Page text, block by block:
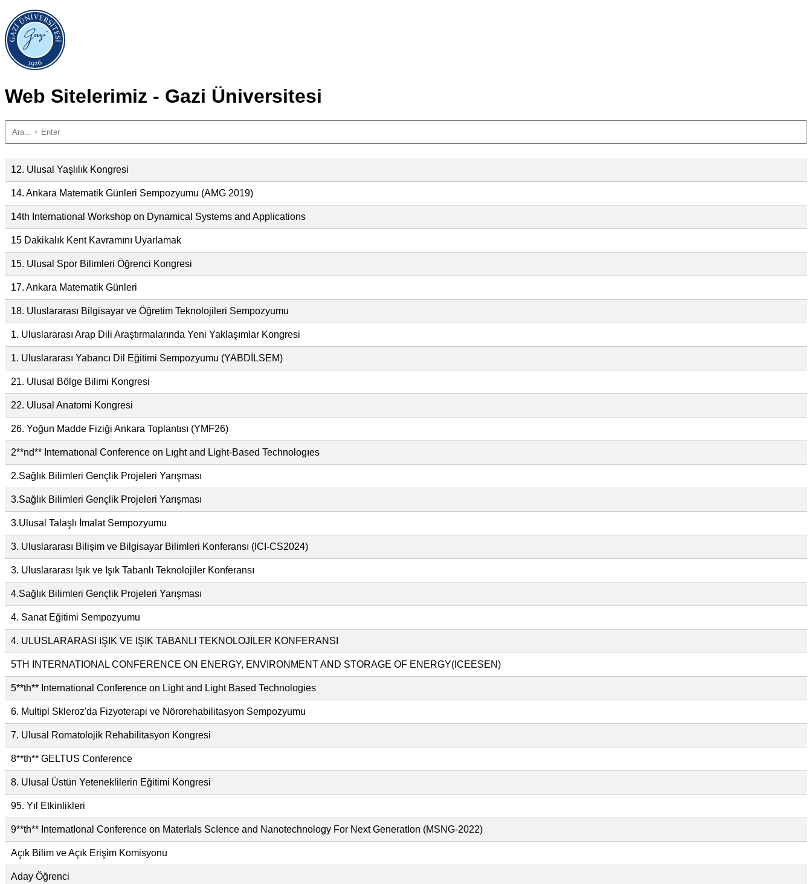
Web Sitelerimiz - Gazi Üniversitesi
12. Ulusal Yaşlılık Kongresi
14. Ankara Matematik Günleri Sempozyumu (AMG 2019)
14th International Workshop on Dynamical Systems and Applications
15 Dakikalık Kent Kavramını Uyarlamak
15. Ulusal Spor Bilimleri Öğrenci Kongresi
17. Ankara Matematik Günleri
18. Uluslararası Bilgisayar ve Öğretim Teknolojileri Sempozyumu
1. Uluslararası Arap Dili Araştırmalarında Yeni Yaklaşımlar Kongresi
1. Uluslararası Yabancı Dil Eğitimi Sempozyumu (YABDİLSEM)
21. Ulusal Bölge Bilimi Kongresi
22. Ulusal Anatomi Kongresi
26. Yoğun Madde Fiziği Ankara Toplantısı (YMF26)
2**nd** Internatıonal Conference on Lıght and Light-Based Technologıes
2.Sağlık Bilimleri Gençlik Projeleri Yarışması
3.Sağlık Bilimleri Gençlik Projeleri Yarışması
3.Ulusal Talaşlı İmalat Sempozyumu
3. Uluslararası Bilişim ve Bilgisayar Bilimleri Konferansı (ICI-CS2024)
3. Uluslararası Işık ve Işık Tabanlı Teknolojiler Konferansı
4.Sağlık Bilimleri Gençlik Projeleri Yarışması
4. Sanat Eğitimi Sempozyumu
4. ULUSLARARASI IŞIK VE IŞIK TABANLI TEKNOLOJİLER KONFERANSI
5TH INTERNATIONAL CONFERENCE ON ENERGY, ENVIRONMENT AND STORAGE OF ENERGY(ICEESEN)
5**th** International Conference on Light and Light Based Technologies
6. Multipl Skleroz'da Fizyoterapi ve Nörorehabilitasyon Sempozyumu
7. Ulusal Romatolojik Rehabilitasyon Kongresi
8**th** GELTUS Conference
8. Ulusal Üstün Yeteneklilerin Eğitimi Kongresi
95. Yıl Etkinlikleri
9**th** InternatIonal Conference on MaterIals ScIence and Nanotechnology For Next GeneratIon (MSNG-2022)
Açık Bilim ve Açık Erişim Komisyonu
Aday Öğrenci